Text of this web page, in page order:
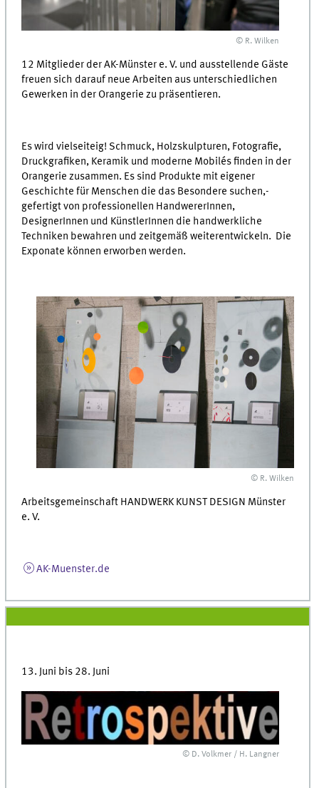
© R. Wilken
12 Mitglieder der AK-Münster e. V. und ausstellende Gäste
freuen sich darauf neue Arbeiten aus unterschiedlichen
Gewerken in der Orangerie zu präsentieren.
Es wird vielseiteig! Schmuck, Holzskulpturen, Fotografie,
Druckgrafiken, Keramik und moderne Mobilés finden in der
Orangerie zusammen. Es sind Produkte mit eigener
Geschichte für Menschen die das Besondere suchen,-
gefertigt von professionellen HandwererInnen,
DesignerInnen und KünstlerInnen die handwerkliche
Techniken bewahren und zeitgemäß weiterentwickeln. Die
Exponate können erworben werden.
© R. Wilken
Arbeitsgemeinschaft HANDWERK KUNST DESIGN Münster
e. V.
AK-Muenster.de
13. Juni bis 28. Juni
© D. Volkmer / H. Langner